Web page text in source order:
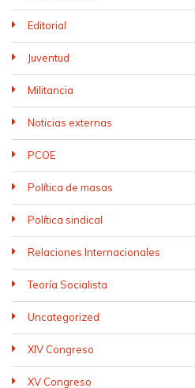
Editorial
Juventud
Militancia
Noticias externas
PCOE
Política de masas
Política sindical
Relaciones Internacionales
Teoría Socialista
Uncategorized
XIV Congreso
XV Congreso